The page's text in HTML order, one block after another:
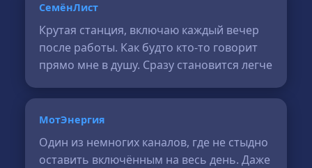
СемёнЛист
Крутая станция, включаю каждый вечер
после работы. Как будто кто-то говорит
прямо мне в душу. Сразу становится легче
МотЭнергия
Один из немногих каналов, где не стыдно
оставить включённым на весь день. Даже